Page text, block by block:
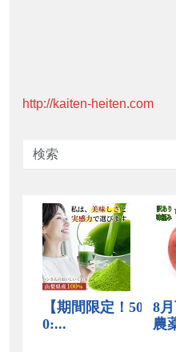
http://kaiten-heiten.com